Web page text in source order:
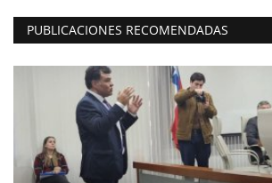
PUBLICACIONES RECOMENDADAS